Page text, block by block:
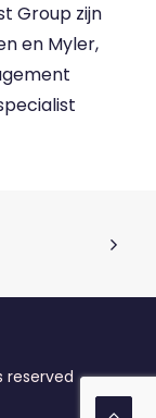
Group zijn
en Myler,
reserved